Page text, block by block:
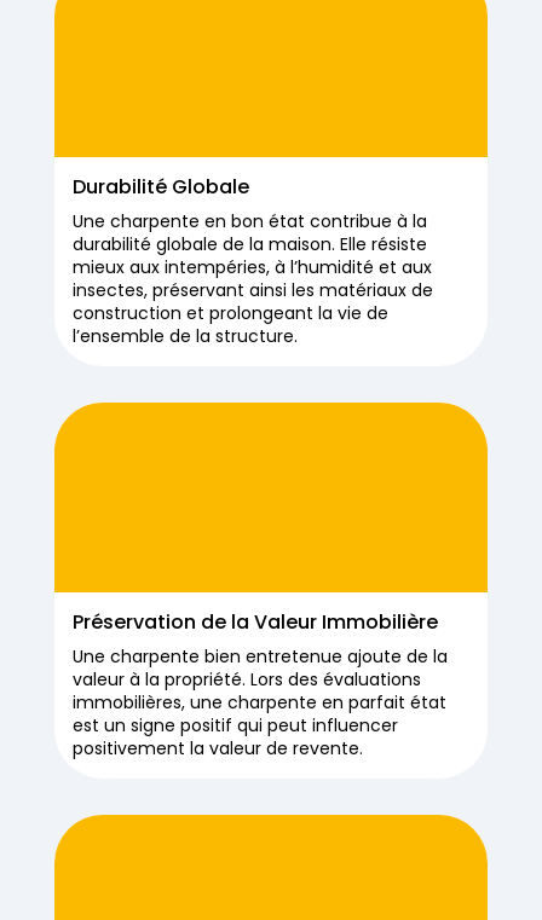
Durabilité Globale
Une charpente en bon état contribue à la
durabilité globale de la maison. Elle résiste
mieux aux intempéries, à l’humidité et aux
insectes, préservant ainsi les matériaux de
construction et prolongeant la vie de
l’ensemble de la structure.
Préservation de la Valeur Immobilière
Une charpente bien entretenue ajoute de la
valeur à la propriété. Lors des évaluations
immobilières, une charpente en parfait état
est un signe positif qui peut influencer
positivement la valeur de revente.